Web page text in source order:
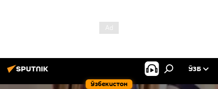
Ўзбекистон
ЎЗБ